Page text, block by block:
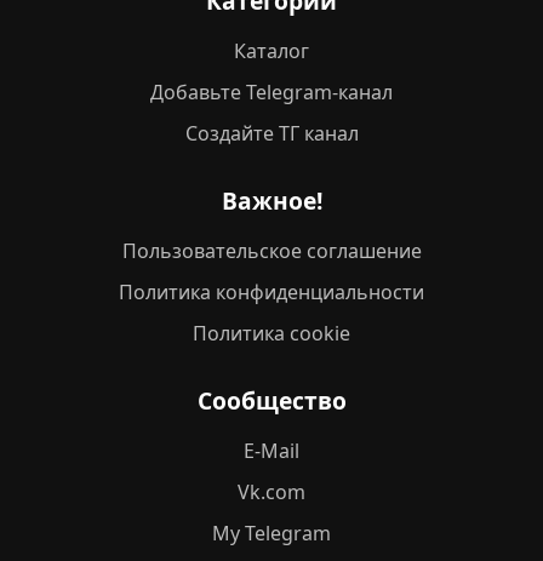
Каталог
Добавьте Telegram-канал
Создайте ТГ канал
Важное!
Пользовательское соглашение
Политика конфиденциальности
Политика cookie
Сообщество
E-Mail
Vk.com
My Telegram